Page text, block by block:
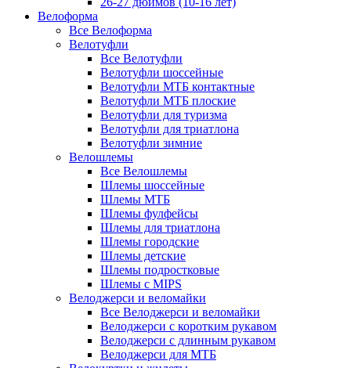
Велоформа
Все Велоформа
Велотуфли
Все Велотуфли
Велотуфли шоссейные
Велотуфли МТБ контактные
Велотуфли МТБ плоские
Велотуфли для туризма
Велотуфли для триатлона
Велотуфли зимние
Велошлемы
Все Велошлемы
Шлемы шоссейные
Шлемы МТБ
Шлемы фулфейсы
Шлемы для триатлона
Шлемы городские
Шлемы детские
Шлемы подростковые
Шлемы с MIPS
Велоджерси и веломайки
Все Велоджерси и веломайки
Велоджерси с коротким рукавом
Велоджерси с длинным рукавом
Велоджерси для МТБ